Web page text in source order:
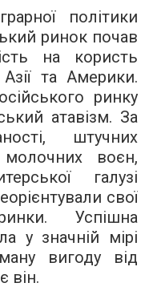
політики
ринок почав
на користь
та Америки.
ринку
атавізм. За
штучних
воєн,
галузі
свої
Успішна
у значній мірі
вигоду від
він.